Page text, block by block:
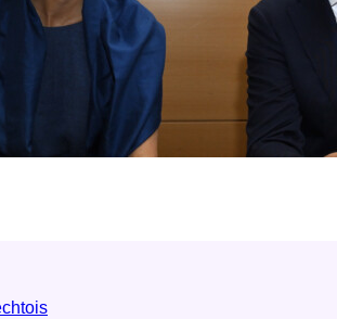
l'article "Visas iraniens : Hadja Lahbib